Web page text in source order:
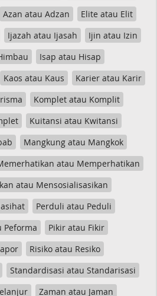
Azan atau Adzan
Elite atau Elit
Ijazah atau Ijasah
Ijin atau Izin
Isap atau Hisap
Kaos atau Kaus
Karier atau Karir
Komplet atau Komplit
Kuitansi atau Kwitansi
Mangkung atau Mangkok
atau Memperhatikan
atau Mensosialisasikan
Perduli atau Peduli
Peforma
Pikir atau Fikir
Risiko atau Resiko
Standardisasi atau Standarisasi
Zaman atau Jaman